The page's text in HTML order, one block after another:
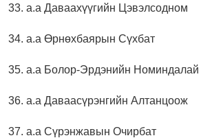
33. а.а Даваахүүгийн Цэвэлсодном
34. а.а Өрнөхбаярын Сүхбат
35. а.а Болор-Эрдэнийн Номиндалай
36. а.а Даваасүрэнгийн Алтанцоож
37. а.а Сүрэнжавын Очирбат